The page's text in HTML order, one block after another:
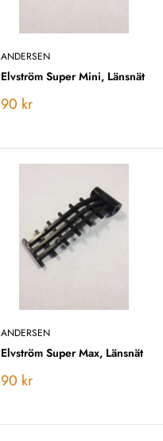
ANDERSEN
Elvström Super Mini, Länsnät
Vårt
90 kr
ANDERSEN
Elvström Super Max, Länsnät
Vårt
90 kr